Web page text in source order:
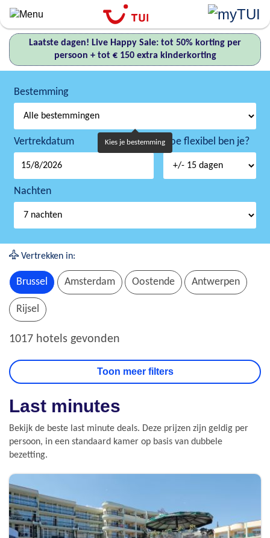
Overslaan
en
naar
de
algemene
inhoud
gaan
Laatste dagen! Live Happy Sale: tot 50% korting per
persoon + tot € 150 extra kinderkorting
Bestemming
Kies je bestemming
Vertrekdatum Hoe flexibel ben je?
Nachten
1017 hotels gevonden
Vertrekken in:
Brussel Amsterdam Oostende Antwerpen
Rijsel
Last minutes
Bekijk de beste last minute deals. Deze prijzen zijn geldig per
persoon, in een standaard kamer op basis van dubbele
bezetting.